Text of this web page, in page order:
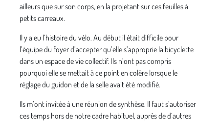
ailleurs que sur son corps, en la projetant sur ces feuilles à
petits carreaux.
Il y a eu l’histoire du vélo. Au début il était difficile pour
l’équipe du foyer d’accepter qu’elle s’approprie la bicyclette
dans un espace de vie collectif. Ils n’ont pas compris
pourquoi elle se mettait à ce point en colère lorsque le
réglage du guidon et de la selle avait été modifié.
Ils m’ont invitée à une réunion de synthèse. Il faut s’autoriser
ces temps hors de notre cadre habituel, auprès de d’autres